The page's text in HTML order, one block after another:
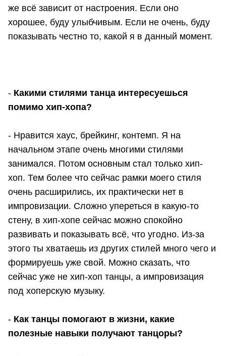
же всё зависит от настроения. Если оно
хорошее, буду улыбчивым. Если не очень, буду
показывать честно то, какой я в данный момент.
- Какими стилями танца интересуешься
помимо хип-хопа?
- Нравится хаус, брейкинг, контемп. Я на
начальном этапе очень многими стилями
занимался. Потом основным стал только хип-
хоп. Тем более что сейчас рамки моего стиля
очень расширились, их практически нет в
импровизации. Сложно упереться в какую-то
стену, в хип-хопе сейчас можно спокойно
развивать и показывать всё, что угодно. Из-за
этого ты хватаешь из других стилей много чего и
формируешь уже свой. Можно сказать, что
сейчас уже не хип-хоп танцы, а импровизация
под хоперскую музыку.
- Как танцы помогают в жизни, какие
полезные навыки получают танцоры?